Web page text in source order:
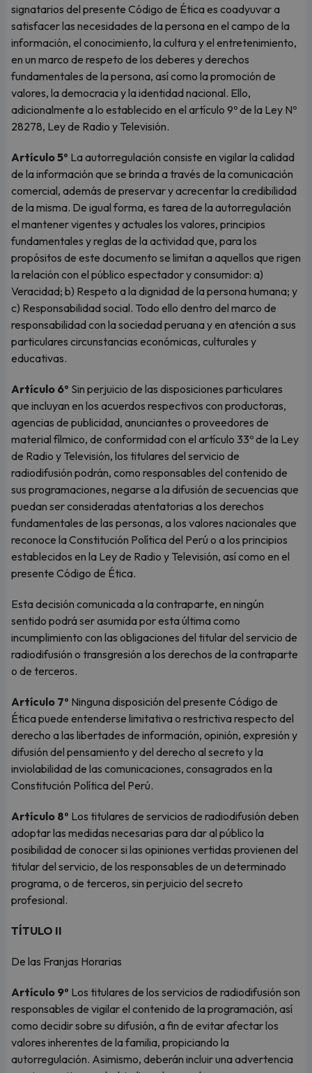
signatarios del presente Código de Ética es coadyuvar a
satisfacer las necesidades de la persona en el campo de la
información, el conocimiento, la cultura y el entretenimiento,
en un marco de respeto de los deberes y derechos
fundamentales de la persona, así como la promoción de
valores, la democracia y la identidad nacional. Ello,
adicionalmente a lo establecido en el artículo 9º de la Ley Nº
28278, Ley de Radio y Televisión.
Artículo 5º La autorregulación consiste en vigilar la calidad
de la información que se brinda a través de la comunicación
comercial, además de preservar y acrecentar la credibilidad
de la misma. De igual forma, es tarea de la autorregulación
el mantener vigentes y actuales los valores, principios
fundamentales y reglas de la actividad que, para los
propósitos de este documento se limitan a aquellos que rigen
la relación con el público espectador y consumidor: a)
Veracidad; b) Respeto a la dignidad de la persona humana; y
c) Responsabilidad social. Todo ello dentro del marco de
responsabilidad con la sociedad peruana y en atención a sus
particulares circunstancias económicas, culturales y
educativas.
Artículo 6º Sin perjuicio de las disposiciones particulares
que incluyan en los acuerdos respectivos con productoras,
agencias de publicidad, anunciantes o proveedores de
material fílmico, de conformidad con el artículo 33º de la Ley
de Radio y Televisión, los titulares del servicio de
radiodifusión podrán, como responsables del contenido de
sus programaciones, negarse a la difusión de secuencias que
puedan ser consideradas atentatorias a los derechos
fundamentales de las personas, a los valores nacionales que
reconoce la Constitución Política del Perú o a los principios
establecidos en la Ley de Radio y Televisión, así como en el
presente Código de Ética.
Esta decisión comunicada a la contraparte, en ningún
sentido podrá ser asumida por esta última como
incumplimiento con las obligaciones del titular del servicio de
radiodifusión o transgresión a los derechos de la contraparte
o de terceros.
Artículo 7º Ninguna disposición del presente Código de
Ética puede entenderse limitativa o restrictiva respecto del
derecho a las libertades de información, opinión, expresión y
difusión del pensamiento y del derecho al secreto y la
inviolabilidad de las comunicaciones, consagrados en la
Constitución Política del Perú.
Artículo 8º Los titulares de servicios de radiodifusión deben
adoptar las medidas necesarias para dar al público la
posibilidad de conocer si las opiniones vertidas provienen del
titular del servicio, de los responsables de un determinado
programa, o de terceros, sin perjuicio del secreto
profesional.
TÍTULO II
De las Franjas Horarias
Artículo 9º Los titulares de los servicios de radiodifusión son
responsables de vigilar el contenido de la programación, así
como decidir sobre su difusión, a fin de evitar afectar los
valores inherentes de la familia, propiciando la
autorregulación. Asimismo, deberán incluir una advertencia